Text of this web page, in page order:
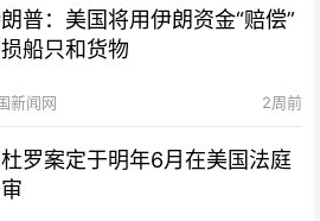
普：美国将用伊朗资金“赔偿”
船只和货物
新闻网 2周前
罗案定于明年6月在美国法庭